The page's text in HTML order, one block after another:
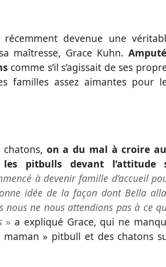
devenue une
maîtresse, Grace Kuhn.
comme s’il s’agissait de ses
familles assez aimantes pour
on a du mal à croire
les pitbulls devant l’attitude
à devenir famille d’accueil
idée de la façon dont Bella
ne nous attendions pas à ce
» a expliqué Grace, qui ne
» pitbull et des chatons